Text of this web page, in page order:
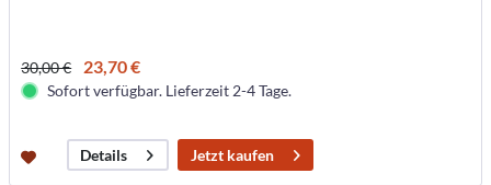
30,00 € 23,70 €
Sofort verfügbar. Lieferzeit 2-4 Tage.
Details Jetzt kaufen